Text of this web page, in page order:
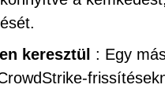
keresztül
: Egy